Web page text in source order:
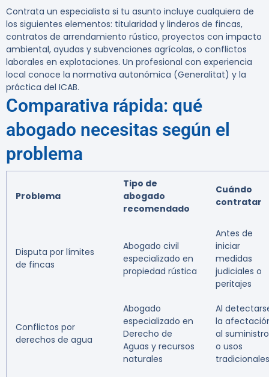
Contrata un especialista si tu asunto incluye cualquiera de
los siguientes elementos: titularidad y linderos de fincas,
contratos de arrendamiento rústico, proyectos con impacto
ambiental, ayudas y subvenciones agrícolas, o conflictos
laborales en explotaciones. Un profesional con experiencia
local conoce la normativa autonómica (Generalitat) y la
práctica del ICAB.
Comparativa rápida: qué
abogado necesitas según el
problema
Problema
Tipo de
abogado
recomendado
Cuándo
contratar
Disputa por límites
de fincas
Abogado civil
especializado en
propiedad rústica
Antes de
iniciar
medidas
judiciales o
peritajes
Conflictos por
derechos de agua
Abogado
especializado en
Derecho de
Aguas y recursos
naturales
Al
la
al suministro
o usos
tradicionales